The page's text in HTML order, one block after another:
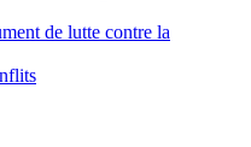
de lutte contre la